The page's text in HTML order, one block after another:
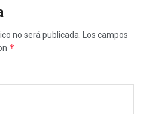
no será publicada.
Los campos
*